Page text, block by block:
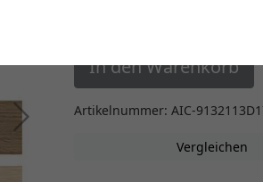
Weiter
In den Warenkorb
Artikelnummer: AIC-
Vergleichen